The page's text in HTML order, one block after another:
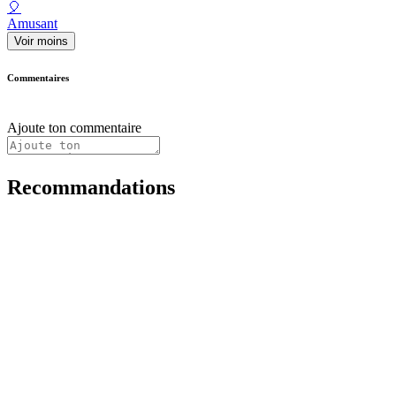
🎈
Amusant
Voir moins
Commentaires
Ajoute ton commentaire
Recommandations